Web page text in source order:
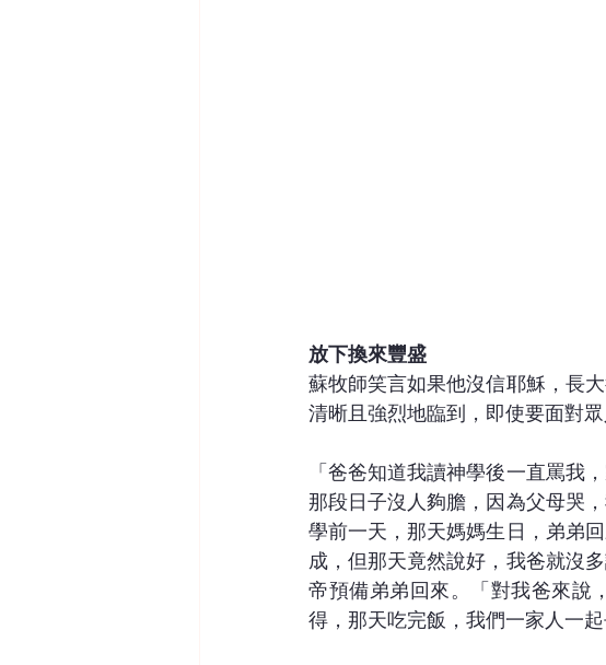
放下換來豐盛
蘇牧師笑言如果他沒信耶穌，長
清晰且強烈地臨到，即使要面對
「爸爸知道我讀神學後一直罵我
那段日子沒人夠膽，因為父母哭
學前一天，那天媽媽生日，弟弟
成，但那天竟然說好，我爸就沒
帝預備弟弟回來。「對我爸來說
得，那天吃完飯，我們一家人一